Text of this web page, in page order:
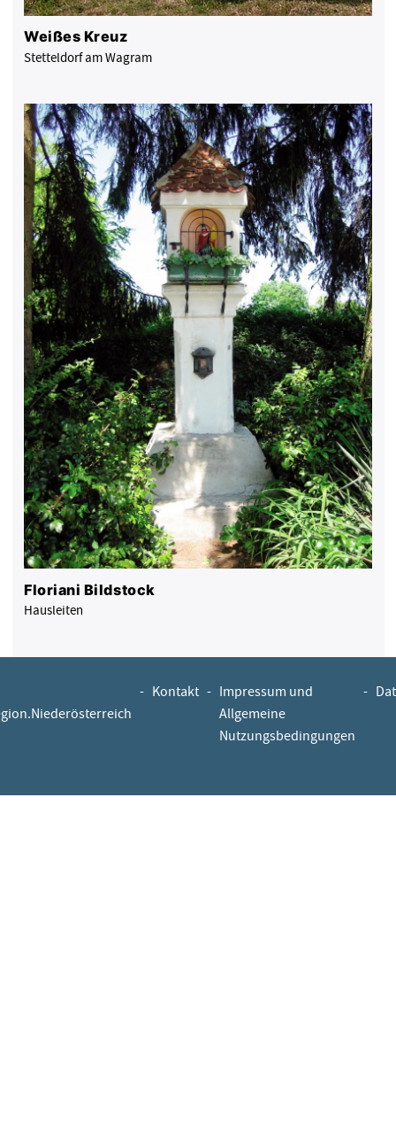
Weißes Kreuz
Stetteldorf am Wagram
Floriani Bildstock
Hausleiten
- Kontakt - Impressum und
Allgemeine
Nutzungsbedingungen
-